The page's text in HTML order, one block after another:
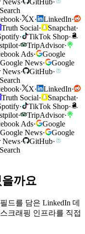
· X· LinkedIn·
Truth Social· Snapchat·
· TikTok Shop·
· TripAdvisor·
Ads·
Google
Google News·
Google
News· GitHub·
· X· LinkedIn·
Truth Social· Snapchat·
· TikTok Shop·
· TripAdvisor·
Ads·
Google
Google News·
Google
News· GitHub·
까요
드를 담은 LinkedIn 데
크래핑 인프라를 직접